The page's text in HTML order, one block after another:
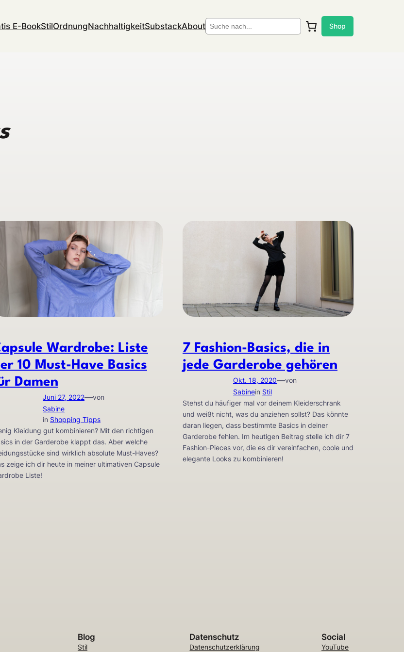
E-BookStilOrdnungNachhaltigkeitSubstackAboutSuchen Shop
Wardrobe: Liste
10 Must-Have Basics
Damen
Juni 27, 2022—von
Sabine
in Shopping Tipps
Kleidung gut kombinieren? Mit den richtigen
in der Garderobe klappt das. Aber welche
sind wirklich absolute Must-Haves?
zeige ich dir heute in meiner ultimativen Capsule
Liste!
7 Fashion-Basics, die in
jede Garderobe gehören
Okt. 18, 2020—von
Sabinein Stil
Stehst du häufiger mal vor deinem Kleiderschrank
und weißt nicht, was du anziehen sollst? Das könnte
daran liegen, dass bestimmte Basics in deiner
Garderobe fehlen. Im heutigen Beitrag stelle ich dir 7
Fashion-Pieces vor, die es dir vereinfachen, coole und
elegante Looks zu kombinieren!
Blog
Stil
Datenschutz
Datenschutzerklärung
Social
YouTube